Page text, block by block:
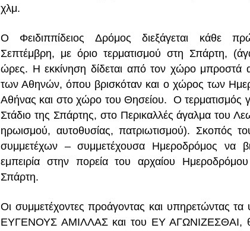
χλμ.
Ο Φειδιππίδειος Δρόμος διεξάγεται κάθε
Σεπτέμβρη, με όριο τερματισμού στη Σπάρτη,
ώρες. Η εκκίνηση δίδεται από τον χώρο μπροστά
των Αθηνών, όπου βρισκόταν και ο χώρος των
Αθήνας και στο χώρο του Θησείου. Ο τερματισμός
Στάδιο της Σπάρτης, στο Περικαλλές άγαλμα του
ηρωισμού, αυτοθυσίας, πατριωτισμού). Σκοπός
συμμετέχων – συμμετέχουσα Ημεροδρόμος να
εμπειρία στην πορεία του αρχαίου
Σπάρτη.
Οι συμμετέχοντες προάγοντας και υπηρετώντας τα
ΕΥΓΕΝΟΥΣ ΑΜΙΛΛΑΣ και του ΕΥ ΑΓΩΝΙΖΕΣΘΑΙ,